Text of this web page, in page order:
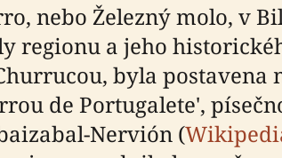
nebo Železný molo, v
regionu a jeho
byla
de Portugalete',
Nervión (